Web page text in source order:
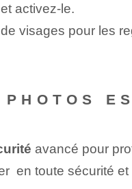
et activez-le.
visages pour les
PHOTOS
avancé pour
en toute sécurité